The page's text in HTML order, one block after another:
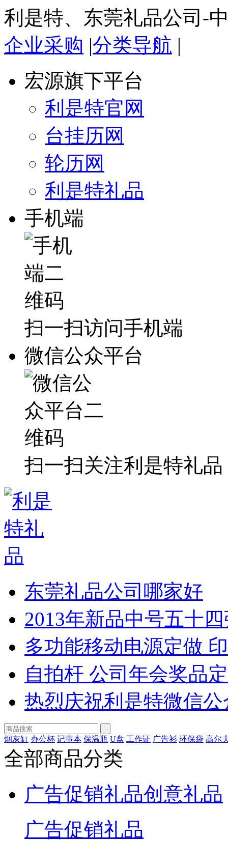
利是特、东莞礼品公司-
企业采购 |分类导航 |
宏源旗下平台
利是特官网
台挂历网
轮历网
利是特礼品
手机端
扫一扫访问手机端
微信公众平台
扫一扫关注利是特礼品
东莞礼品公司哪家好
2013年新品中号五十
多功能移动电源定做
自拍杆 公司年会奖品
热烈庆祝利是特微信
烟灰缸 办公杯 记事本 保温瓶 U盘 工作证 广告衫 环保袋 高尔
全部商品分类
广告促销礼品创意礼品
广告促销礼品